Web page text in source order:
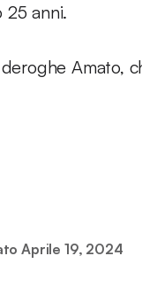
25 anni.
Amato,
Aprile 19, 2024